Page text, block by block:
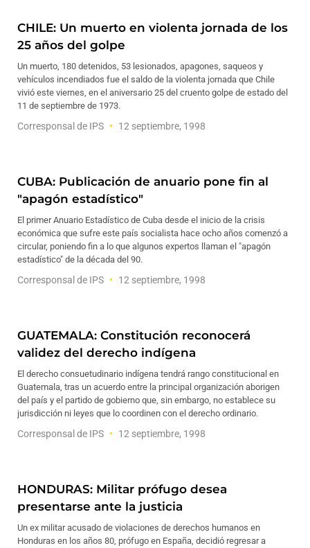
CHILE: Un muerto en violenta jornada de los
25 años del golpe
Un muerto, 180 detenidos, 53 lesionados, apagones, saqueos y
vehículos incendiados fue el saldo de la violenta jornada que Chile
vivió este viernes, en el aniversario 25 del cruento golpe de estado del
11 de septiembre de 1973.
Corresponsal de IPS 12 septiembre, 1998
CUBA: Publicación de anuario pone fin al
"apagón estadístico"
El primer Anuario Estadístico de Cuba desde el inicio de la crisis
económica que sufre este país socialista hace ocho años comenzó a
circular, poniendo fin a lo que algunos expertos llaman el "apagón
estadístico" de la década del 90.
Corresponsal de IPS 12 septiembre, 1998
GUATEMALA: Constitución reconocerá
validez del derecho indígena
El derecho consuetudinario indígena tendrá rango constitucional en
Guatemala, tras un acuerdo entre la principal organización aborigen
del país y el partido de gobierno que, sin embargo, no establece su
jurisdicción ni leyes que lo coordinen con el derecho ordinario.
Corresponsal de IPS 12 septiembre, 1998
HONDURAS: Militar prófugo desea
presentarse ante la justicia
Un ex militar acusado de violaciones de derechos humanos en
Honduras en los años 80, prófugo en España, decidió regresar a